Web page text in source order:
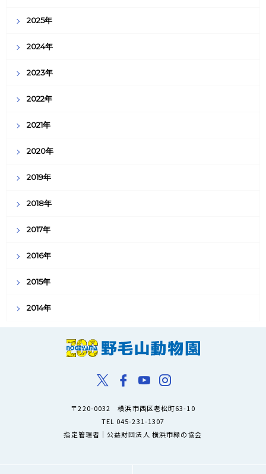
2025年
2024年
2023年
2022年
2021年
2020年
2019年
2018年
2017年
2016年
2015年
2014年
〒220-0032 横浜市西区老松町63-10
TEL 045-231-1307
指定管理者｜公益財団法人 横浜市緑の協会